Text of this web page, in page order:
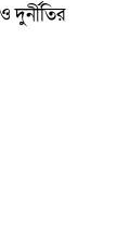
দুর্নীতির